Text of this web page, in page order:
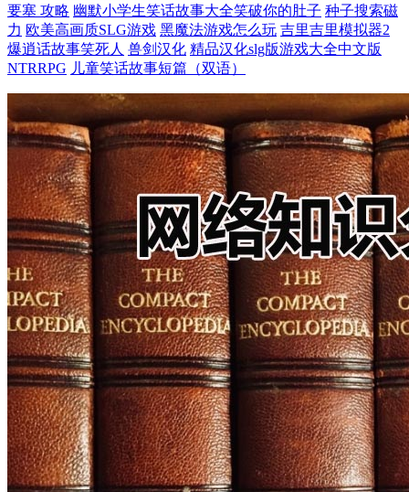
要塞 攻略 幽默小学生笑话故事大全笑破你的肚子 种子搜索磁
力 欧美高画质SLG游戏 黑魔法游戏怎么玩 吉里吉里模拟器2
爆逍话故事笑死人 兽剑汉化 精品汉化slg版游戏大全中文版
NTRRPG 儿童笑话故事短篇（双语）